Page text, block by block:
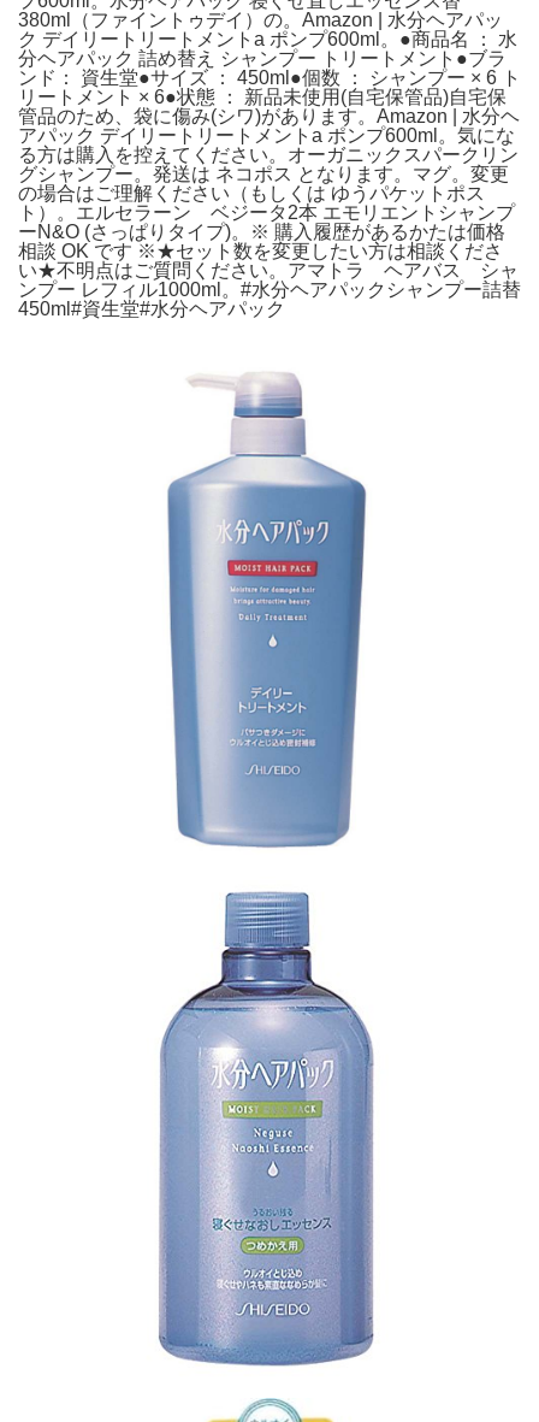
380ml（ファイントゥデイ）の。Amazon | 水分ヘアパッ
ク デイリートリートメントa ポンプ600ml。●商品名 ： 水
分ヘアパック 詰め替え シャンプー トリートメント●ブラ
ンド： 資生堂●サイズ ： 450ml●個数 ： シャンプー × 6 ト
リートメント × 6●状態 ： 新品未使用(自宅保管品)自宅保
管品のため、袋に傷み(シワ)があります。Amazon | 水分ヘ
アパック デイリートリートメントa ポンプ600ml。気にな
る方は購入を控えてください。オーガニックスパークリン
グシャンプー。発送は ネコポス となります。マグ。変更
の場合はご理解ください（もしくは ゆうパケットポス
ト）。エルセラーン ベジータ2本 エモリエントシャンプ
ーN&O (さっぱりタイプ)。※ 購入履歴があるかたは価格
相談 OK です ※★セット数を変更したい方は相談くださ
い★不明点はご質問ください。アマトラ ヘアバス シャ
ンプー レフィル1000ml。#水分ヘアパックシャンプー詰替
450ml#資生堂#水分ヘアパック